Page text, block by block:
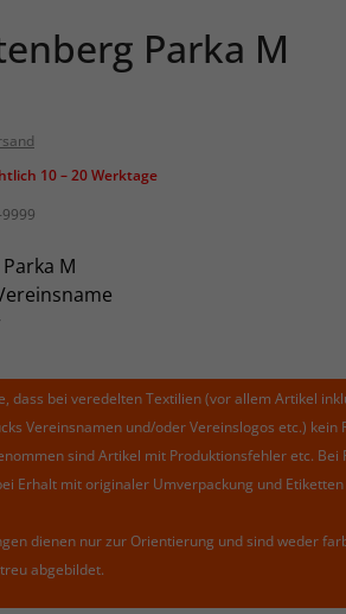
Parka M
10 – 20 Werktage
M
dass bei veredelten Textilien (vor allem Artikel
Vereinsnamen und/oder Vereinslogos etc.) kein
sind Artikel mit Produktionsfehler etc. Bei
Erhalt mit originaler Umverpackung und
dienen nur zur Orientierung und sind weder
abgebildet.